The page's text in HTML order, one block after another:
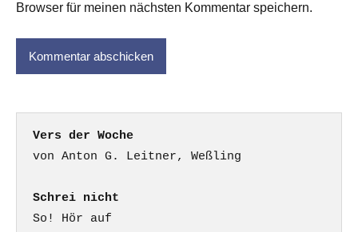
Browser für meinen nächsten Kommentar speichern.
Vers der Woche
Schrei nicht
So! Hör auf